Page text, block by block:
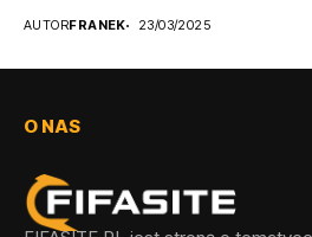
AUTORFRANEK 23/03/2025
O NAS